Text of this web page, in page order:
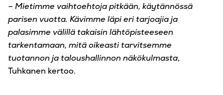
– Mietimme vaihtoehtoja pitkään, käytännössä
parisen vuotta. Kävimme läpi eri tarjoajia ja
palasimme välillä takaisin lähtöpisteeseen
tarkentamaan, mitä oikeasti tarvitsemme
tuotannon ja taloushallinnon näkökulmasta,
Tuhkanen kertoo.